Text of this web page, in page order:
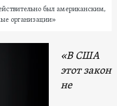
был американским,
организации»
«В США
этот закон
не